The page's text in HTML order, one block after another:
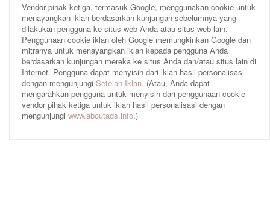
Vendor pihak ketiga, termasuk Google, menggunakan cookie untuk
menayangkan iklan berdasarkan kunjungan sebelumnya yang
dilakukan pengguna ke situs web Anda atau situs web lain.
Penggunaan cookie iklan oleh Google memungkinkan Google dan
mitranya untuk menayangkan iklan kepada pengguna Anda
berdasarkan kunjungan mereka ke situs Anda dan/atau situs lain di
Internet. Pengguna dapat menyisih dari iklan hasil personalisasi
dengan mengunjungi Setelan Iklan. (Atau, Anda dapat
mengarahkan pengguna untuk menyisih dari penggunaan cookie
vendor pihak ketiga untuk iklan hasil personalisasi dengan
mengunjungi www.aboutads.info.)